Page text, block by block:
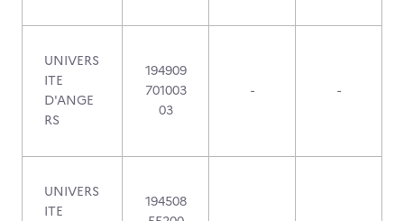
UNIVERS
ITE
D'ANGE
RS
194909
701003
03
- -
UNIVERS
ITE
194508